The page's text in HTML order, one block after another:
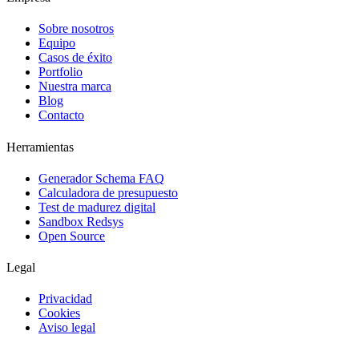
Sobre nosotros
Equipo
Casos de éxito
Portfolio
Nuestra marca
Blog
Contacto
Herramientas
Generador Schema FAQ
Calculadora de presupuesto
Test de madurez digital
Sandbox Redsys
Open Source
Legal
Privacidad
Cookies
Aviso legal